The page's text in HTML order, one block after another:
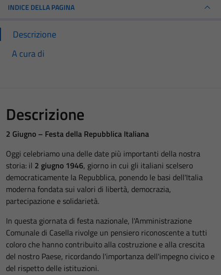
INDICE DELLA PAGINA
Descrizione
A cura di
Descrizione
2 Giugno – Festa della Repubblica Italiana
Oggi celebriamo una delle date più importanti della nostra
storia: il 2 giugno 1946, giorno in cui gli italiani scelsero
democraticamente la Repubblica, ponendo le basi dell'Italia
moderna fondata sui valori di libertà, democrazia,
partecipazione e solidarietà.
In questa giornata di festa nazionale, l'Amministrazione
Comunale di Casella rivolge un pensiero riconoscente a tutti
coloro che hanno contribuito alla costruzione e alla crescita
del nostro Paese, ricordando l'importanza dell'impegno civico e
del rispetto delle istituzioni.